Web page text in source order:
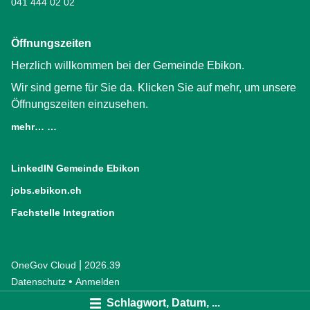
Schlagwort, Datum, ...
Öffnungszeiten
Herzlich willkommen bei der Gemeinde Ebikon.
Wir sind gerne für Sie da. Klicken Sie auf mehr, um unsere
Öffnungszeiten einzusehen.
mehr… …
LinkedIN Gemeinde Ebikon
jobs.ebikon.ch
Fachstelle Integration
OneGov Cloud (External Link)
2026.39
Datenschutz (External Link)
Anmelden